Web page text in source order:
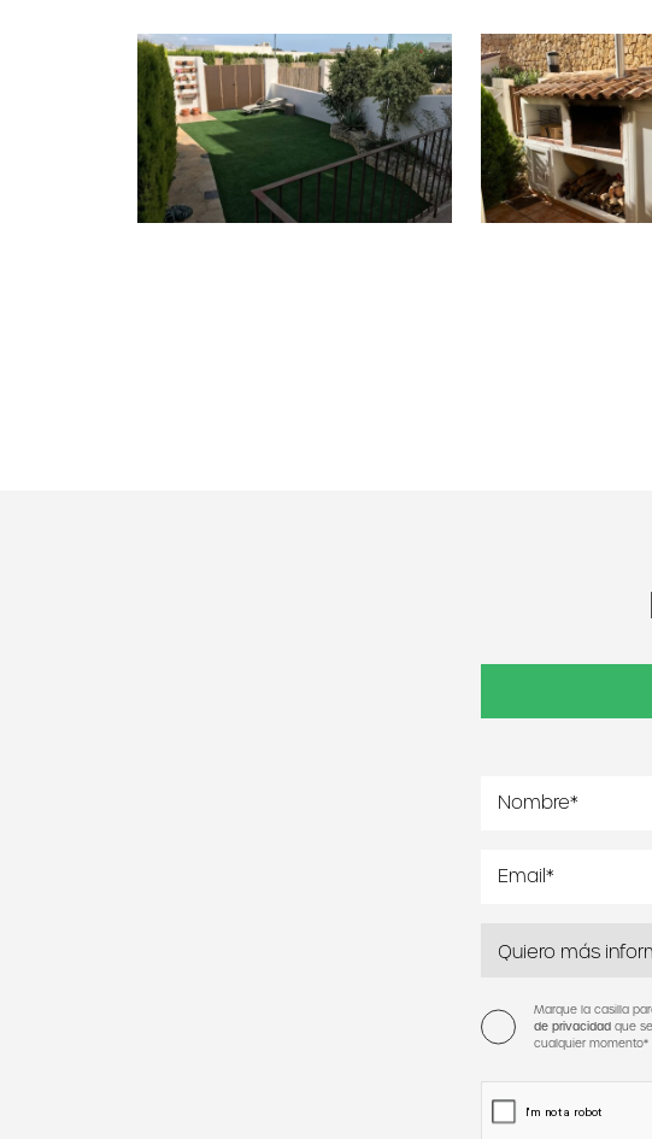
haciendo de este lugar un entorno
famosas playas de Benidorm y Altea, en
Previamente se
Marque la casilla
de privacidad que
cualquier momento*